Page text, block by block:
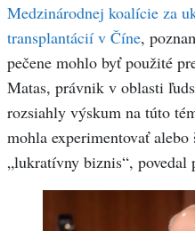
Medzinárodnej koalície za
transplantácií v Číne,
pečene mohlo byť použité
Matas, právnik v oblasti
rozsiahly výskum na túto
mohla experimentovať
„lukratívny biznis“, povedal